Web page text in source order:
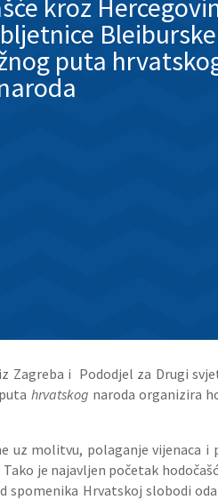
kroz
Bleiburske
puta
Zagreba i Pododjel za Drugi
hrvatskog naroda organizira
uz molitvu, polaganje
je najavljen početak
spomenika Hrvatskoj slobodi